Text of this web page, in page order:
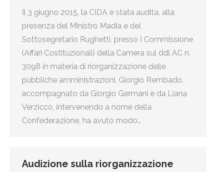
Il 3 giugno 2015, la CIDA è stata audita, alla
presenza del Ministro Madia e del
Sottosegretario Rughetti, presso I Commissione
(Affari Costituzionali) della Camera sul ddl AC n.
3098 in materia di riorganizzazione delle
pubbliche amministrazioni. Giorgio Rembado,
accompagnato da Giorgio Germani e da Liana
Verzicco, intervenendo a nome della
Confederazione, ha avuto modo…
Audizione sulla riorganizzazione